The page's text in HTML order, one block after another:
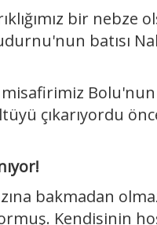
bir
batısı
Bolu'nun
çıkarıyordu
bakmadan
Kendisinin